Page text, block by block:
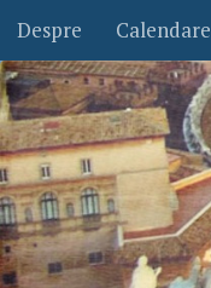
Skip to content
Despre Calendare